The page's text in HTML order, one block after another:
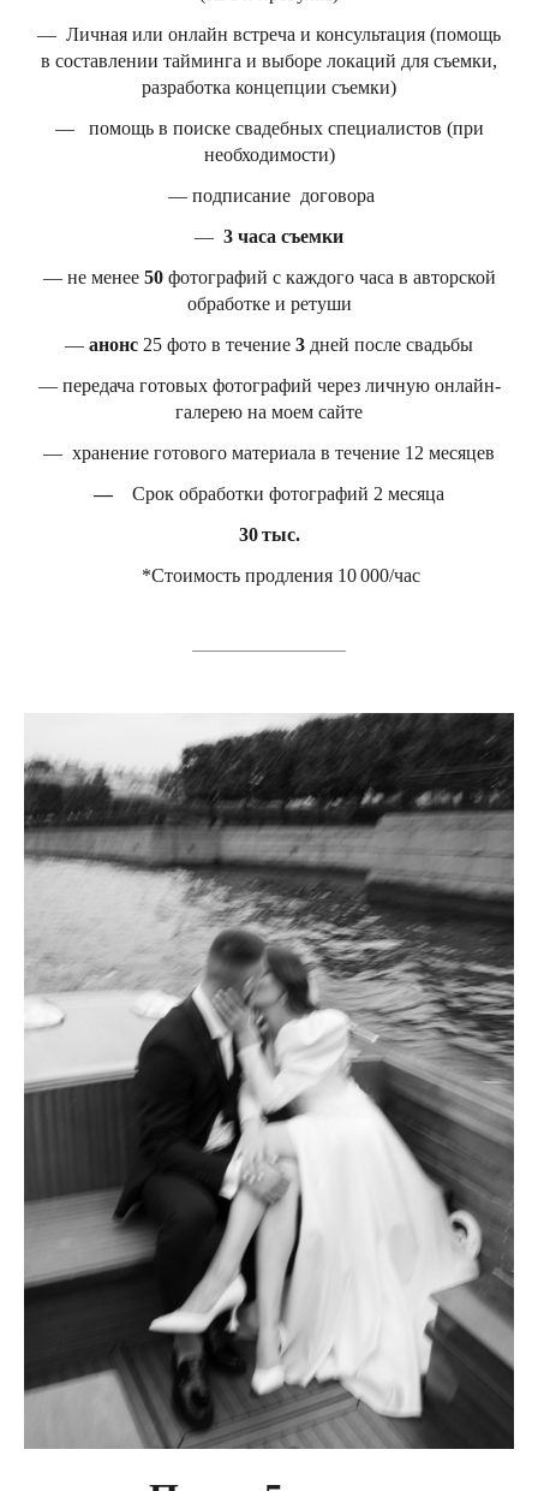
— Личная или онлайн встреча и консультация (помощь
в составлении тайминга и выборе локаций для съемки,
разработка концепции съемки)
— помощь в поиске свадебных специалистов (при
необходимости)
— подписание договора
— 3 часа съемки
— не менее 50фотографий с каждого часа в авторской
обработке и ретуши
— анонс 25 фото в течение 3 дней после свадьбы
— передача готовых фотографий через личную онлайн-
галерею на моем сайте
— хранение готового материала в течение 12 месяцев
—
Срок обработки фотографий 2 месяца
30 тыс.
*Стоимость продления 10 000/час